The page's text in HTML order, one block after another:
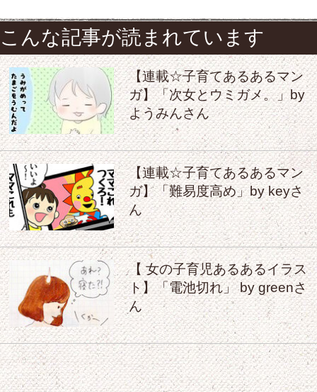
こんな記事が読まれています
【連載☆子育てあるあるマン
ガ】「次女とウミガメ。」by
ようみんさん
【連載☆子育てあるあるマン
ガ】「難易度高め」by keyさ
ん
【 女の子育児あるあるイラス
ト】「電池切れ」 by greenさ
ん